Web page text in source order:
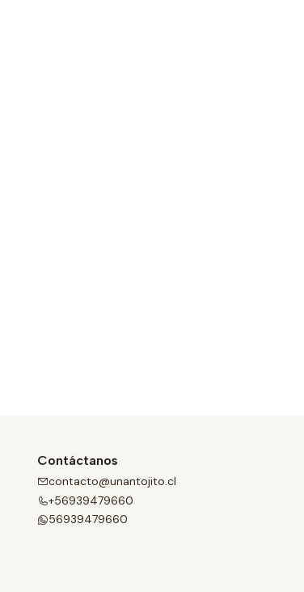
Contáctanos
contacto@unantojito.cl
+56939479660
56939479660